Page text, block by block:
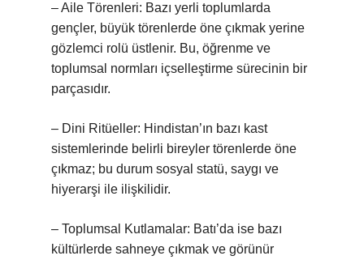
– Aile Törenleri: Bazı yerli toplumlarda
gençler, büyük törenlerde öne çıkmak yerine
gözlemci rolü üstlenir. Bu, öğrenme ve
toplumsal normları içselleştirme sürecinin bir
parçasıdır.
– Dini Ritüeller: Hindistan’ın bazı kast
sistemlerinde belirli bireyler törenlerde öne
çıkmaz; bu durum sosyal statü, saygı ve
hiyerarşi ile ilişkilidir.
– Toplumsal Kutlamalar: Batı’da ise bazı
kültürlerde sahneye çıkmak ve görünür